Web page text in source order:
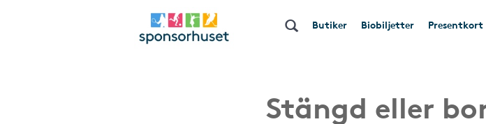
Butiker Biobiljetter Presentkort
Stängd eller